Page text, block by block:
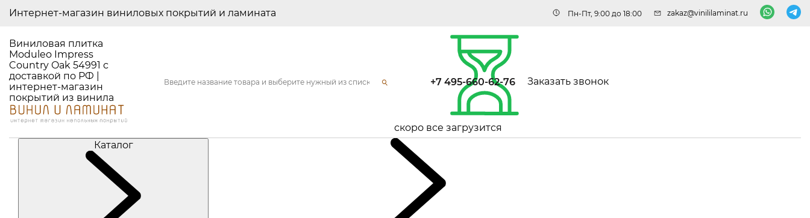
Интернет-магазин виниловых покрытий и ламината Пн-Пт, 9:00 до 18:00 zakaz@vinililaminat.ru
Виниловая плитка
Moduleo Impress
Country Oak 54991 с
доставкой по РФ |
интернет-магазин
покрытий из винила
скоро все загрузится
+7 495-660-62-76 Заказать звонок
Каталог